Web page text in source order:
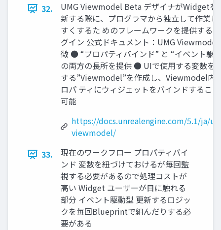
32.
UMG Viewmodel Beta デザイナがWidgetを
新する際に、プログラマから独立して作業し
すくするた めのフレームワークを提供する
グイン 公式ドキュメント：UMG Viewmodel
徴 ● “プロパティバインド” と “イベント駆
の両方の長所を提供 ● UIで使用する変数を
する”Viewmodel”を作成し、Viewmodel内
ロパ ティにウィジェットをバインドするこ
可能
https://docs.unrealengine.com/5.1/ja/
viewmodel/
33.
現在のワークフロー プロパティバイ
ンド 変数を紐づけておけるが毎回監
視する必要があるので処理コストが
高い Widget ユーザーが目に触れる
部分 イベント駆動型 更新するロジッ
クを毎回Blueprintで組んだりする必
要がある